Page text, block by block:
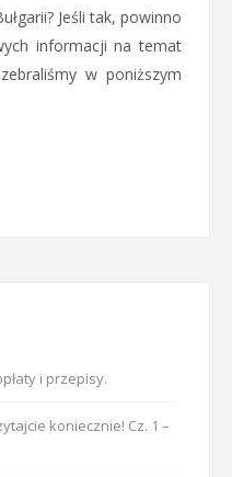
Jeśli tak, powinno
informacji na temat
w poniższym
i przepisy.
koniecznie! Cz. 1 –